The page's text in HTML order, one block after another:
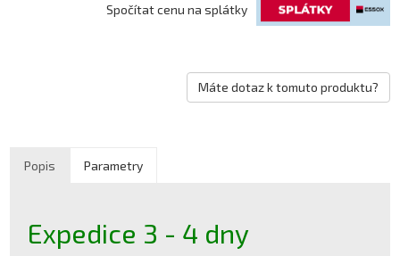
Spočítat cenu na splátky
Máte dotaz k tomuto produktu?
Popis Parametry
Expedice 3 - 4 dny